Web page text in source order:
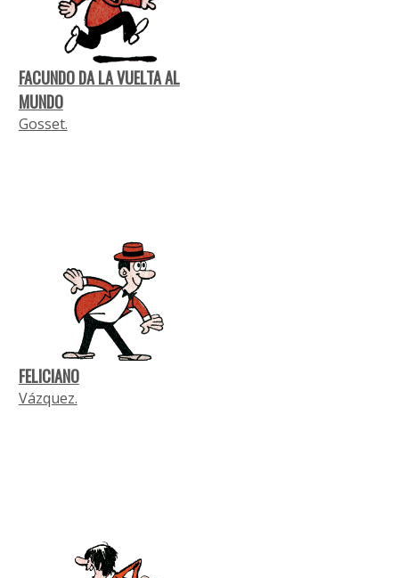
FACUNDO DA LA VUELTA AL
MUNDO
Gosset.
FELICIANO
Vázquez.